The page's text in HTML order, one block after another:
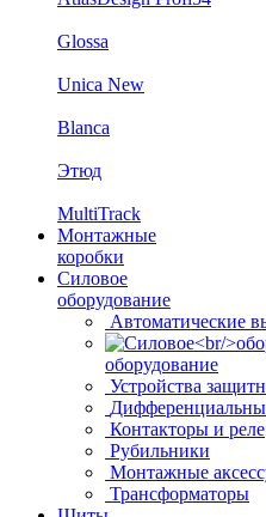
Glossa
Unica New
Blanca
Этюд
MultiTrack
Монтажные
коробки
Силовое
оборудование
Автоматические
оборудование
Устройства
Контакторы и реле
Рубильники
Монтажные
Трансформаторы